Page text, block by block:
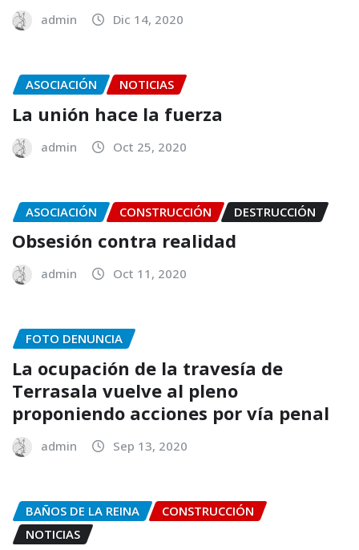
admin Dic 14, 2020
ASOCIACIÓN NOTICIAS
La unión hace la fuerza
admin Oct 25, 2020
ASOCIACIÓN CONSTRUCCIÓN DESTRUCCIÓN
Obsesión contra realidad
admin Oct 11, 2020
FOTO DENUNCIA
La ocupación de la travesía de
Terrasala vuelve al pleno
proponiendo acciones por vía penal
admin Sep 13, 2020
BAÑOS DE LA REINA
CONSTRUCCIÓN
NOTICIAS